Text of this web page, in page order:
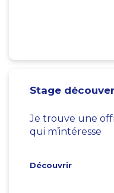
Stage
Je trouve une
qui m’intéresse
Découvrir